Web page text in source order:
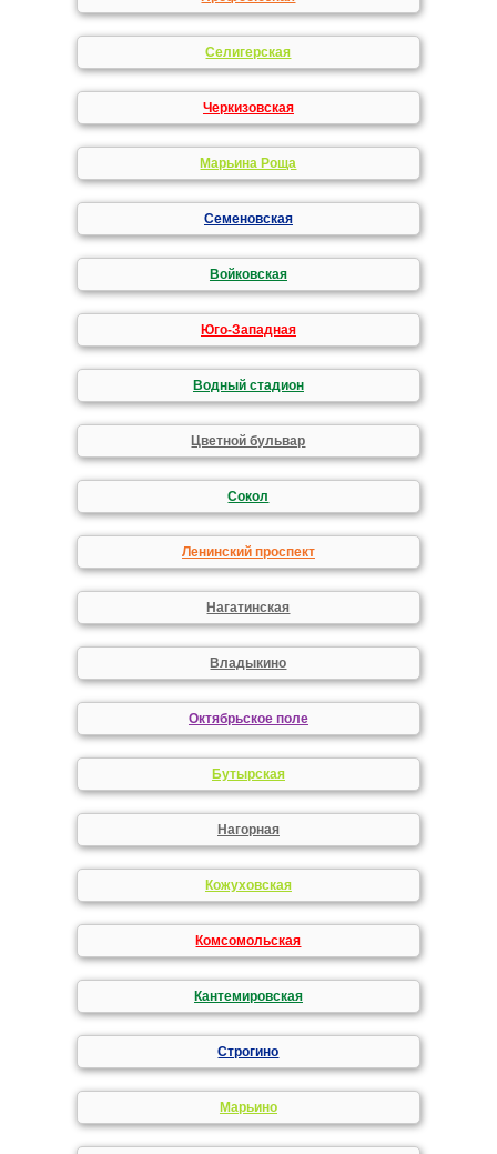
Селигерская
Черкизовская
Марьина Роща
Семеновская
Войковская
Юго-Западная
Водный стадион
Цветной бульвар
Сокол
Ленинский проспект
Нагатинская
Владыкино
Октябрьское поле
Бутырская
Нагорная
Кожуховская
Комсомольская
Кантемировская
Строгино
Марьино